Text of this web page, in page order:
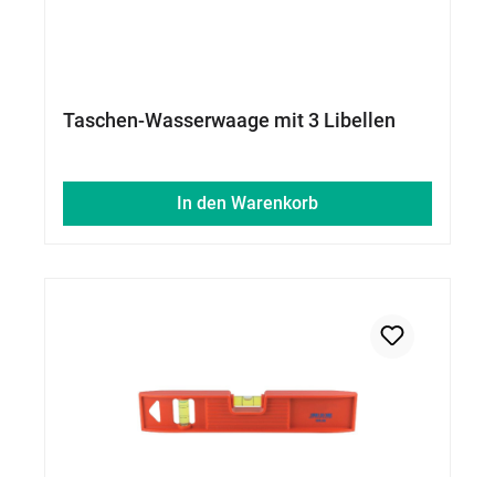
Taschen-Wasserwaage mit 3 Libellen
In den Warenkorb